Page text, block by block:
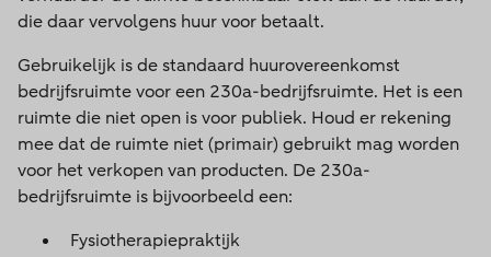
die daar vervolgens huur voor betaalt.
Gebruikelijk is de standaard huurovereenkomst
bedrijfsruimte voor een 230a-bedrijfsruimte. Het is een
ruimte die niet open is voor publiek. Houd er rekening
mee dat de ruimte niet (primair) gebruikt mag worden
voor het verkopen van producten. De 230a-
bedrijfsruimte is bijvoorbeeld een:
Fysiotherapiepraktijk